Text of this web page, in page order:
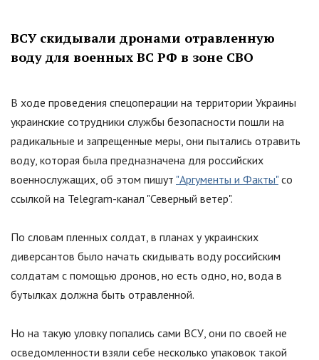
ВСУ скидывали дронами отравленную
воду для военных ВС РФ в зоне СВО
В ходе проведения спецоперации на территории Украины
украинские сотрудники службы безопасности пошли на
радикальные и запрещенные меры, они пытались отравить
воду, которая была предназначена для российских
военнослужащих, об этом пишут "Аргументы и Факты"со
ссылкой на Telegram-канал "Северный ветер".
По словам пленных солдат, в планах у украинских
диверсантов было начать скидывать воду российским
солдатам с помощью дронов, но есть одно, но, вода в
бутылках должна быть отравленной.
Но на такую уловку попались сами ВСУ, они по своей не
осведомленности взяли себе несколько упаковок такой